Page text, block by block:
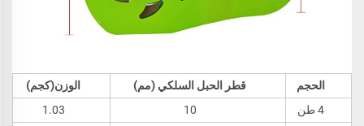
الحجم قطر الحبل السلكي (مم)
الوزن(كجم)
4 طن
10
1.03